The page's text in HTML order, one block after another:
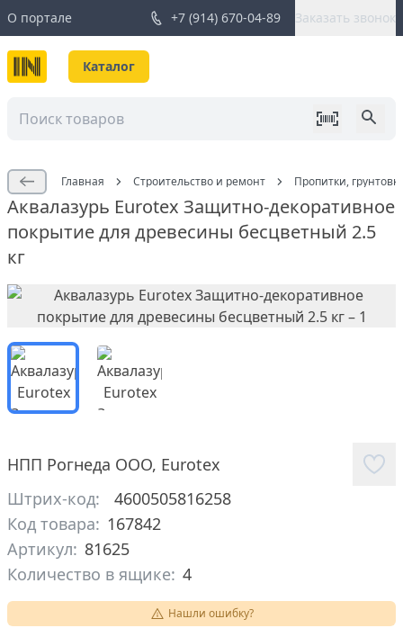
О портале +7 (914) 670-04-89 Заказать звонок
Каталог
Главная Строительство и ремонт Пропитки,
Аквалазурь Eurotex Защитно-декоративное
покрытие для древесины бесцветный 2.5
кг
НПП Рогнеда ООО, Eurotex
Штрих-код:
4600505816258
Код товара: 167842
Артикул: 81625
Количество в ящике: 4
Нашли ошибку?